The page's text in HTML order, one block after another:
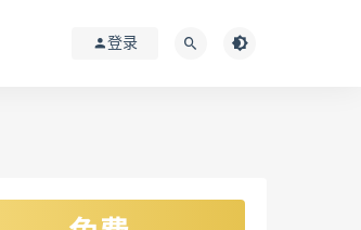
登录